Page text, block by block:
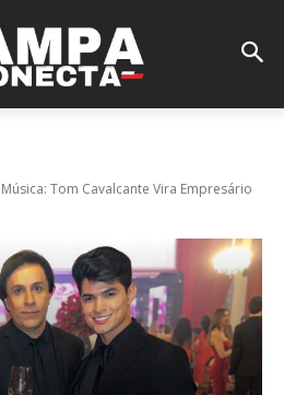
Tom Cavalcante Vira Empresário